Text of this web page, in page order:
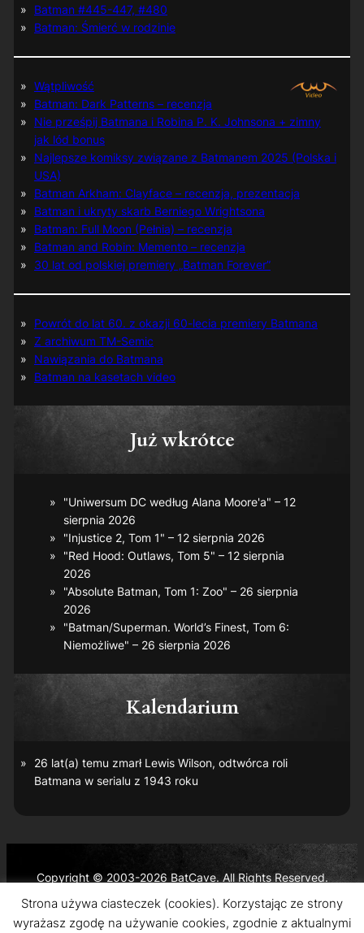
Batman #445-447, #480
Batman: Śmierć w rodzinie
Wątpliwość
Batman: Dark Patterns – recenzja
Nie prześpij Batmana i Robina P. K. Johnsona + zimny
jak lód bonus
Najlepsze komiksy związane z Batmanem 2025 (Polska i
USA)
Batman Arkham: Clayface – recenzja, prezentacja
Batman i ukryty skarb Berniego Wrightsona
Batman: Full Moon (Pełnia) – recenzja
Batman and Robin: Memento – recenzja
30 lat od polskiej premiery „Batman Forever”
Powrót do lat 60. z okazji 60-lecia premiery Batmana
Z archiwum TM-Semic
Nawiązania do Batmana
Batman na kasetach video
Już wkrótce
"Uniwersum DC według Alana Moore'a" – 12
sierpnia 2026
"Injustice 2, Tom 1" – 12 sierpnia 2026
"Red Hood: Outlaws, Tom 5" – 12 sierpnia
2026
"Absolute Batman, Tom 1: Zoo" – 26 sierpnia
2026
"Batman/Superman. World’s Finest, Tom 6:
Niemożliwe" – 26 sierpnia 2026
Kalendarium
26 lat(a) temu zmarł Lewis Wilson, odtwórca roli
Batmana w serialu z 1943 roku
Copyright © 2003-2026 BatCave. All Rights Reserved.
Batman and all related characters and elements are the
trademarks of © DC Comics and Warner Bros. Entertainment
Strona używa ciasteczek (cookies). Korzystając ze strony
wyrażasz zgodę na używanie cookies, zgodnie z aktualnymi